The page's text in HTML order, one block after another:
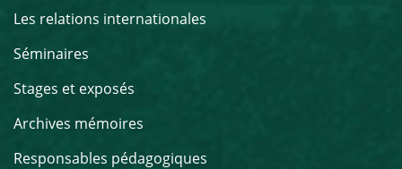
Les relations internationales
Séminaires
Stages et exposés
Archives mémoires
Responsables pédagogiques